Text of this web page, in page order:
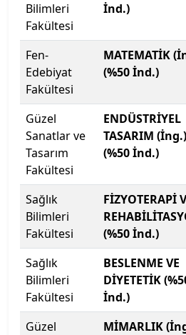
Hoca Ahmet Yesevi
Üniversitesi
Iğdır Üniversitesi
Isparta Uygulamalı
Işık Üniversitesi
İbn Haldun Üniversitesi
İhsan Doğramacı Bilkent
İnönü Üniversitesi
İskenderun Teknik
İstanbul 29 Mayıs
Bilimleri
Fakültesi
İnd.)
Fen-
Edebiyat
Fakültesi
MATEMATİK
(%50 İnd.)
Güzel
Sanatlar ve
Tasarım
Fakültesi
ENDÜSTRİYEL
TASARIM (İng.)
(%50 İnd.)
Sağlık
Bilimleri
Fakültesi
FİZYOTERAPİ
(%50 İnd.)
Sağlık
Bilimleri
Fakültesi
BESLENME VE
DİYETETİK
İnd.)
Güzel
MİMARLIK